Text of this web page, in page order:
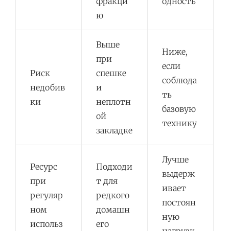
ю
Риск
недобив
ки
Выше
при
спешке
и
неплотн
ой
закладке
Ниже,
если
соблюда
ть
базовую
технику
Ресурс
при
регуляр
ном
использ
Подходи
т для
редкого
домашн
его
Лучше
выдерж
ивает
постоян
ную